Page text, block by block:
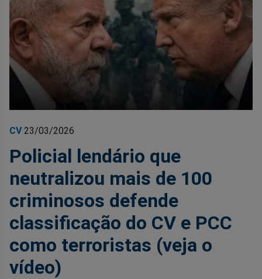
CV 23/03/2026
Policial lendário que
neutralizou mais de 100
criminosos defende
classificação do CV e PCC
como terroristas (veja o
vídeo)